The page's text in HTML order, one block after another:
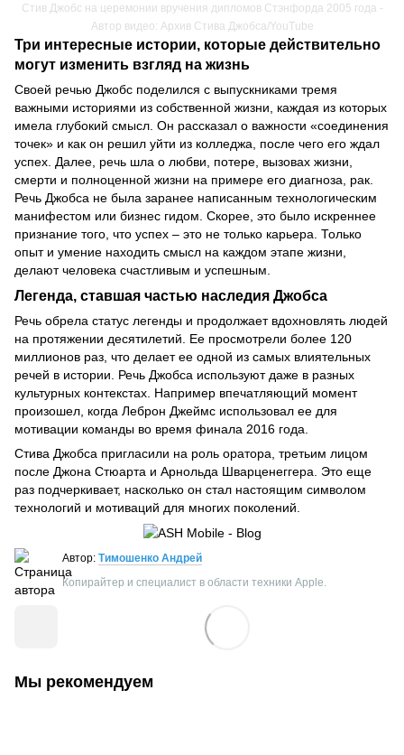
Стив Джобс на церемонии вручения дипломов Стэнфорда 2005 года -
Автор видео: Архив Стива Джобса/YouTube
Три интересные истории, которые действительно
могут изменить взгляд на жизнь
Своей речью Джобс поделился с выпускниками тремя
важными историями из собственной жизни, каждая из которых
имела глубокий смысл. Он рассказал о важности «соединения
точек» и как он решил уйти из колледжа, после чего его ждал
успех. Далее, речь шла о любви, потере, вызовах жизни,
смерти и полноценной жизни на примере его диагноза, рак.
Речь Джобса не была заранее написанным технологическим
манифестом или бизнес гидом. Скорее, это было искреннее
признание того, что успех – это не только карьера. Только
опыт и умение находить смысл на каждом этапе жизни,
делают человека счастливым и успешным.
Легенда, ставшая частью наследия Джобса
Речь обрела статус легенды и продолжает вдохновлять людей
на протяжении десятилетий. Ее просмотрели более 120
миллионов раз, что делает ее одной из самых влиятельных
речей в истории. Речь Джобса используют даже в разных
культурных контекстах. Например впечатляющий момент
произошел, когда Леброн Джеймс использовал ее для
мотивации команды во время финала 2016 года.
Стива Джобса пригласили на роль оратора, третьим лицом
после Джона Стюарта и Арнольда Шварценеггера. Это еще
раз подчеркивает, насколько он стал настоящим символом
технологий и мотиваций для многих поколений.
Автор: Тимошенко Андрей
Копирайтер и специалист в области техники Apple.
Мы рекомендуем